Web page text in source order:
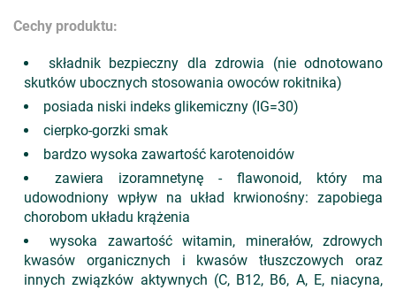
Cechy produktu:
składnik bezpieczny dla zdrowia (nie odnotowano
skutków ubocznych stosowania owoców rokitnika)
posiada niski indeks glikemiczny (IG=30)
cierpko-gorzki smak
bardzo wysoka zawartość karotenoidów
zawiera izoramnetynę - flawonoid, który ma
udowodniony wpływ na układ krwionośny: zapobiega
chorobom układu krążenia
wysoka zawartość witamin, minerałów, zdrowych
kwasów organicznych i kwasów tłuszczowych oraz
innych związków aktywnych (C, B12, B6, A, E, niacyna,